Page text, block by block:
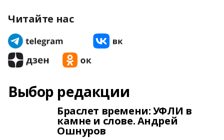
Читайте нас
Выбор редакции
Браслет времени: УФЛИ в
камне и слове. Андрей
Ошнуров